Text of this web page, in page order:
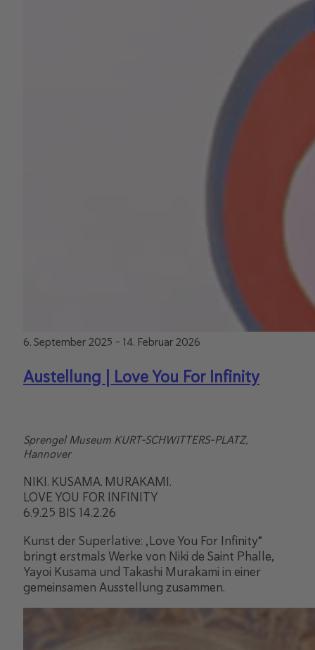
6. September 2025 - 14. Februar 2026
Austellung | Love You For Infinity
Sprengel Museum KURT-SCHWITTERS-PLATZ,
Hannover
NIKI. KUSAMA. MURAKAMI.
LOVE YOU FOR INFINITY
6.9.25 BIS 14.2.26
Kunst der Superlative: „Love You For Infinity“
bringt erstmals Werke von Niki de Saint Phalle,
Yayoi Kusama und Takashi Murakami in einer
gemeinsamen Ausstellung zusammen.